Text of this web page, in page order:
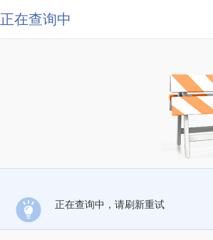
正在查询中
正在查询中，请刷新重试